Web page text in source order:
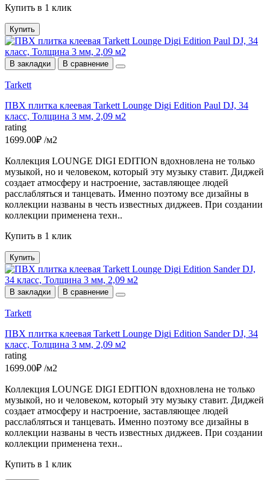
Купить в 1 клик
Купить
В закладки В сравнение
Tarkett
ПВХ плитка клеевая Tarkett Lounge Digi Edition Paul DJ, 34
класс, Толщина 3 мм, 2,09 м2
rating
1699.00₽ /м2
Коллекция LOUNGE DIGI EDITION вдохновлена не только
музыкой, но и человеком, который эту музыку ставит. Диджей
создает атмосферу и настроение, заставляющее людей
расслабляться и танцевать. Именно поэтому все дизайны в
коллекции названы в честь известных диджеев. При создании
коллекции применена техн..
Купить в 1 клик
Купить
В закладки В сравнение
Tarkett
ПВХ плитка клеевая Tarkett Lounge Digi Edition Sander DJ, 34
класс, Толщина 3 мм, 2,09 м2
rating
1699.00₽ /м2
Коллекция LOUNGE DIGI EDITION вдохновлена не только
музыкой, но и человеком, который эту музыку ставит. Диджей
создает атмосферу и настроение, заставляющее людей
расслабляться и танцевать. Именно поэтому все дизайны в
коллекции названы в честь известных диджеев. При создании
коллекции применена техн..
Купить в 1 клик